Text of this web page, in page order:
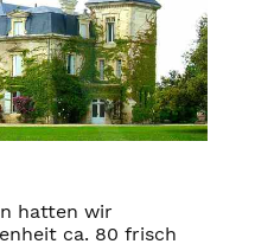
hatten wir
ca. 80 frisch